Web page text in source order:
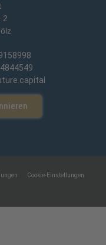
2
Cookie-Einstellungen